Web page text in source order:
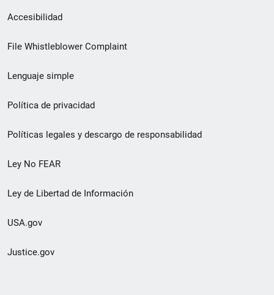
Menú
de
de
pie
de
página
Accesibilidad
File Whistleblower Complaint
Lenguaje simple
Política de privacidad
Políticas legales y descargo de responsabilidad
Ley No FEAR
Ley de Libertad de Información
USA.gov
Justice.gov